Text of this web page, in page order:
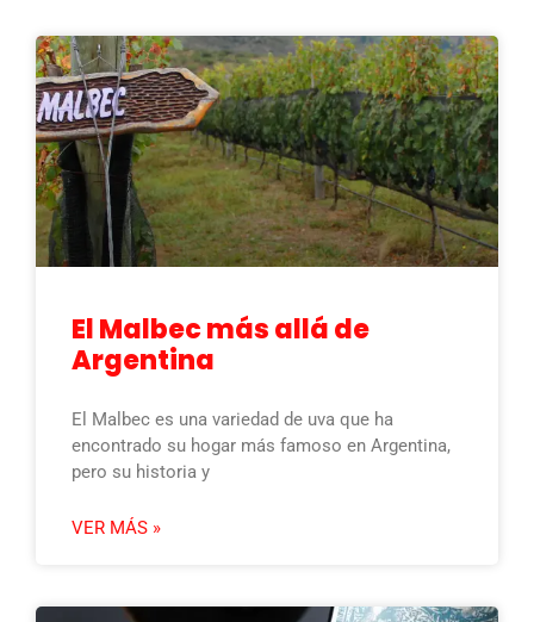
El Malbec más allá de
Argentina
El Malbec es una variedad de uva que ha
encontrado su hogar más famoso en Argentina,
pero su historia y
VER MÁS »